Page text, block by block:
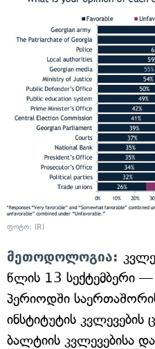
ფოტო: IRI
მეთოდოლოგია:
წლის 13 სექტემბერი
პერიოდში
ინსტიტუტის კვლევების
ბალტიის კვლევებისა